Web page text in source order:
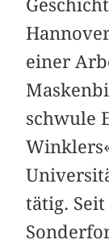
einer
schwule
tätig.